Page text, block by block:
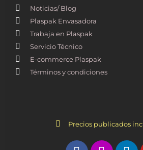
Noticias/ Blog
Plaspak Envasadora
Trabaja en Plaspak
Servicio Técnico
E-commerce Plaspak
Términos y condiciones
Precios publicados